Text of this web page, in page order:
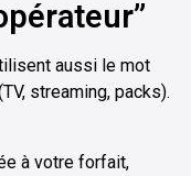
aussi le mot
streaming, packs).
à votre forfait,